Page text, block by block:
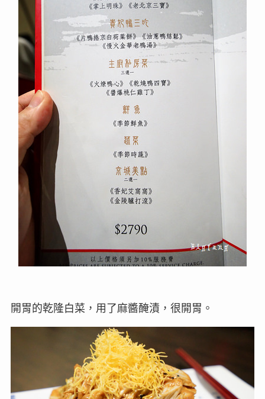
開胃的乾隆白菜，用了麻醬醃漬，很開胃。